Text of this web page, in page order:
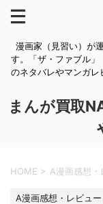
漫画家（見習い）が
す。「ザ・ファブル
のネタバレやマンガ
まんが買取
HOME > A漫画感想・
A漫画感想・レビュー